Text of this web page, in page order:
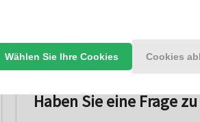
Haben Sie eine Frage
Wählen Sie Ihre Cookies Cookies